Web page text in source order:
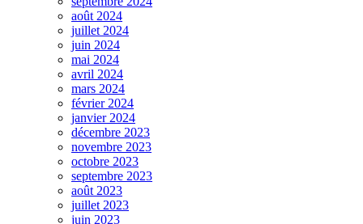
août 2024
juillet 2024
juin 2024
mai 2024
avril 2024
mars 2024
février 2024
janvier 2024
décembre 2023
novembre 2023
octobre 2023
septembre 2023
août 2023
juillet 2023
juin 2023